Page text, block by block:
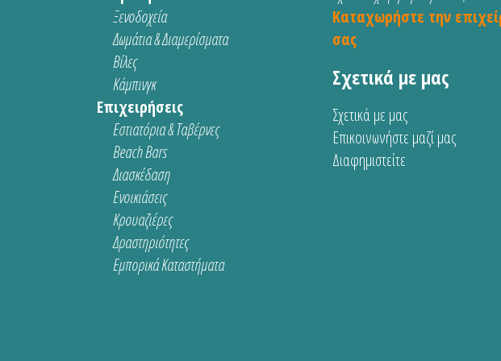
Ξενοδοχεία
Δωμάτια & Διαμερίσματα
Βίλες
Κάμπινγκ
Επιχειρήσεις
Εστιατόρια & Ταβέρνες
Beach Bars
Διασκέδαση
Ενοικιάσεις
Κρουαζιέρες
Δραστηριότητες
Εμπορικά Καταστήματα
Καταχωρήστε την
σας
Σχετικά με μας
Σχετικά με μας
Επικοινωνήστε μαζί μας
Διαφημιστείτε